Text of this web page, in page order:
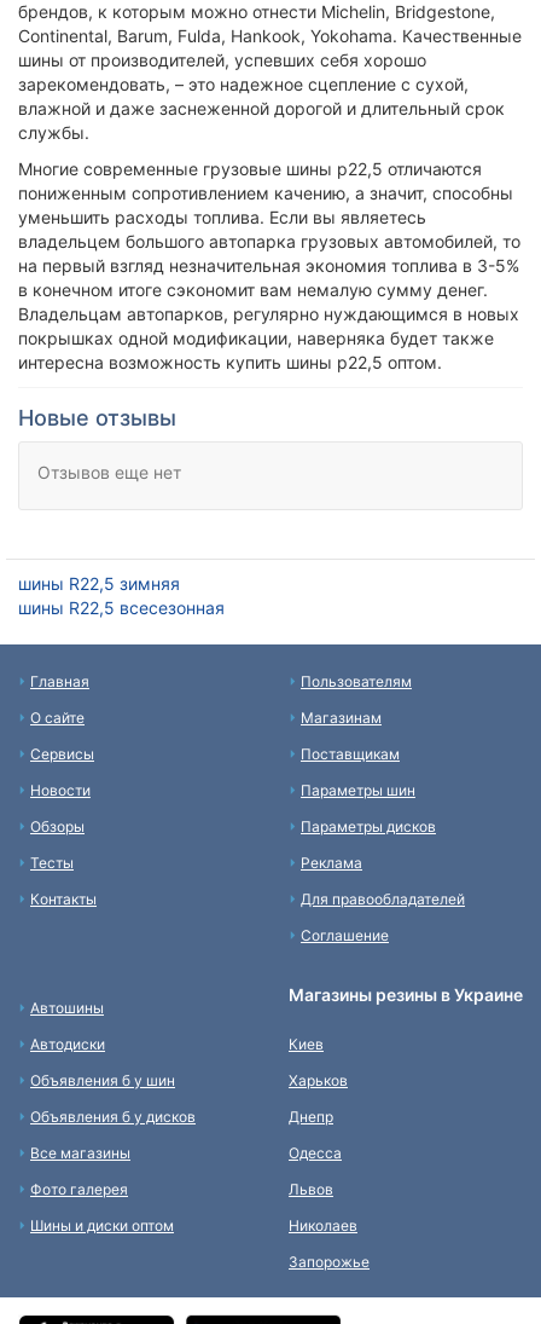
брендов, к которым можно отнести Michelin, Bridgestone,
Continental, Barum, Fulda, Hankook, Yokohama. Качественные
шины от производителей, успевших себя хорошо
зарекомендовать, – это надежное сцепление с сухой,
влажной и даже заснеженной дорогой и длительный срок
службы.
Многие современные грузовые шины р22,5 отличаются
пониженным сопротивлением качению, а значит, способны
уменьшить расходы топлива. Если вы являетесь
владельцем большого автопарка грузовых автомобилей, то
на первый взгляд незначительная экономия топлива в 3-5%
в конечном итоге сэкономит вам немалую сумму денег.
Владельцам автопарков, регулярно нуждающимся в новых
покрышках одной модификации, наверняка будет также
интересна возможность купить шины р22,5 оптом.
Новые отзывы
Отзывов еще нет
шины R22,5 зимняя
шины R22,5 всесезонная
Главная
О сайте
Сервисы
Новости
Обзоры
Тесты
Контакты
Пользователям
Магазинам
Поставщикам
Параметры шин
Параметры дисков
Реклама
Для правообладателей
Соглашение
Автошины
Автодиски
Объявления б у шин
Объявления б у дисков
Все магазины
Фото галерея
Шины и диски оптом
Магазины резины в Украине
Киев
Харьков
Днепр
Одесса
Львов
Николаев
Запорожье